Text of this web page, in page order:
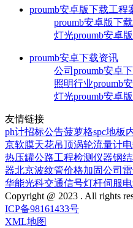
proumb安卓版下载工程
proumb安卓版下
灯光proumb安卓
proumb安卓下载资讯
公司proumb安卓
照明行业proumb
灯光proumb安卓
友情链接
ph计招标公告菠萝格spc地板
京软膜天花吊顶涡轮流量计
热压罐公路工程检测仪器钢
器北京波纹管价格加固公司
华能光科交通信号灯杆伺服
Copyright @ 2023 . All rights
ICP备98161433号
XML地图